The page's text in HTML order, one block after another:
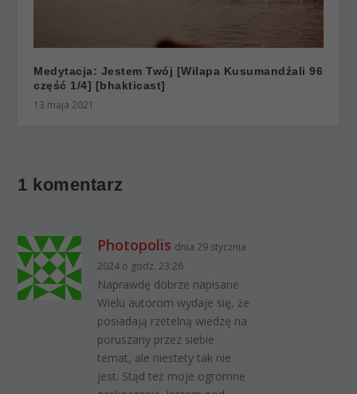
Medytacja: Jestem Twój [Wilapa Kusumandźali 96
część 1/4] [bhakticast]
13 maja 2021
1 komentarz
Photopolis dnia 29 stycznia
2024 o godz. 23:26
Naprawdę dobrze napisane.
Wielu autorom wydaje się, że
posiadają rzetelną wiedzę na
poruszany przez siebie
temat, ale niestety tak nie
jest. Stąd też moje ogromne